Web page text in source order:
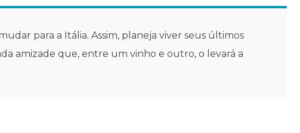
para a Itália. Assim, planeja viver seus últimos
amizade que, entre um vinho e outro, o levará a